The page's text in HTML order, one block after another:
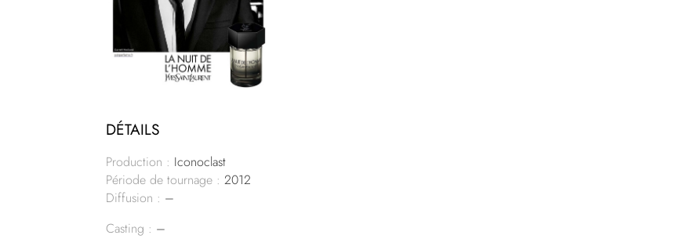
DÉTAILS
Production : Iconoclast
Période de tournage : 2012
Diffusion : –
Casting : –